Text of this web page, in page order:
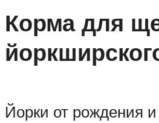
Корма для
Йорки от рождения